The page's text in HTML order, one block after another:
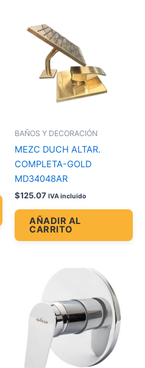
BAÑOS Y DECORACIÓN
MEZC DUCH ALTAR.
COMPLETA-GOLD
MD34048AR
$125.07 IVA incluido
AÑADIR AL
CARRITO